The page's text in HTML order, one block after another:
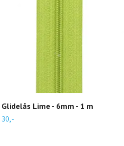
Glidelås Lime - 6mm - 1 m
30,-